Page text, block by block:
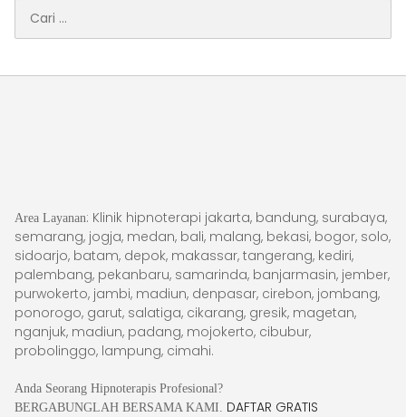
untuk:
Area Layanan: Klinik hipnoterapi jakarta, bandung, surabaya,
semarang, jogja, medan, bali, malang, bekasi, bogor, solo,
sidoarjo, batam, depok, makassar, tangerang, kediri,
palembang, pekanbaru, samarinda, banjarmasin, jember,
purwokerto, jambi, madiun, denpasar, cirebon, jombang,
ponorogo, garut, salatiga, cikarang, gresik, magetan,
nganjuk, madiun, padang, mojokerto, cibubur,
probolinggo, lampung, cimahi.
Anda Seorang Hipnoterapis Profesional?
BERGABUNGLAH BERSAMA KAMI.
DAFTAR GRATIS